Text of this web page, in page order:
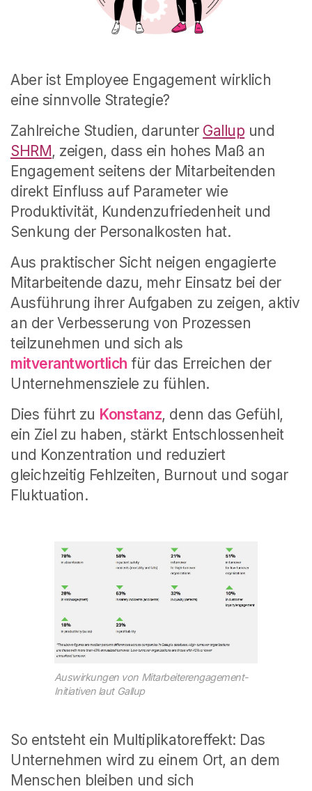
Aber ist Employee Engagement wirklich
eine sinnvolle Strategie?
Zahlreiche Studien, darunter Gallup und
SHRM, zeigen, dass ein hohes Maß an
Engagement seitens der Mitarbeitenden
direkt Einfluss auf Parameter wie
Produktivität, Kundenzufriedenheit und
Senkung der Personalkosten hat.
Aus praktischer Sicht neigen engagierte
Mitarbeitende dazu, mehr Einsatz bei der
Ausführung ihrer Aufgaben zu zeigen, aktiv
an der Verbesserung von Prozessen
teilzunehmen und sich als
mitverantwortlich für das Erreichen der
Unternehmensziele zu fühlen.
Dies führt zu Konstanz, denn das Gefühl,
ein Ziel zu haben, stärkt Entschlossenheit
und Konzentration und reduziert
gleichzeitig Fehlzeiten, Burnout und sogar
Fluktuation.
Auswirkungen von Mitarbeiterengagement-
Initiativen laut Gallup
So entsteht ein Multiplikatoreffekt: Das
Unternehmen wird zu einem Ort, an dem
Menschen bleiben und sich